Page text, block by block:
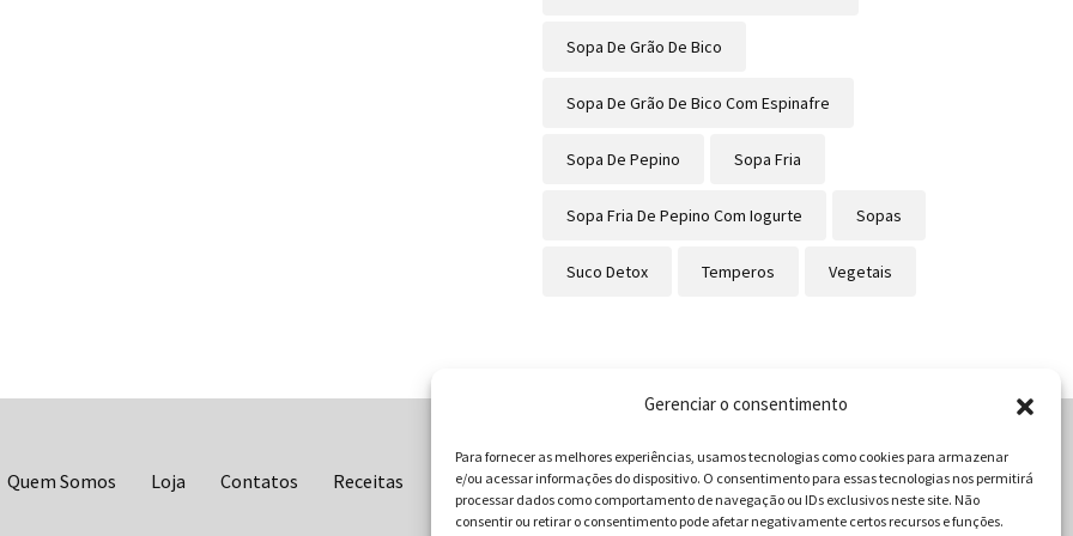
Gerenciar o consentimento
Para fornecer as melhores experiências, usamos tecnologias como cookies para armazenar
e/ou acessar informações do dispositivo. O consentimento para essas tecnologias nos permitirá
processar dados como comportamento de navegação ou IDs exclusivos neste site. Não
consentir ou retirar o consentimento pode afetar negativamente certos recursos e funções.
Sopa De Grão De Bico
Sopa De Grão De Bico Com Espinafre
Sopa De Pepino Sopa Fria
Sopa Fria De Pepino Com Iogurte Sopas
Suco Detox Temperos Vegetais
Quem Somos Loja Contatos Receitas Blog Vocabulário da Gastronomia